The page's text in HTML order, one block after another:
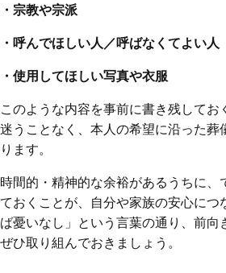
・宗教や宗派
・呼んでほしい人／呼ばなくてよい人
・使用してほしい写真や衣服
このような内容を事前に書き残してお
迷うことなく、本人の希望に沿った葬
ります。
時間的・精神的な余裕があるうちに、
ておくことが、自分や家族の安心につ
ば憂いなし」という言葉の通り、前向
ぜひ取り組んでおきましょう。